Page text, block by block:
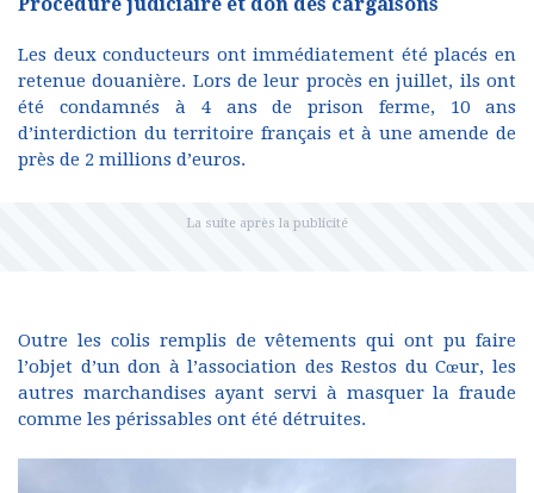
Les deux conducteurs ont immédiatement été placés en
retenue douanière. Lors de leur procès en juillet, ils ont
été condamnés à 4 ans de prison ferme, 10 ans
d’interdiction du territoire français et à une amende de
près de 2 millions d’euros.
Outre les colis remplis de vêtements qui ont pu faire
l’objet d’un don à l’association des Restos du Cœur, les
autres marchandises ayant servi à masquer la fraude
comme les périssables ont été détruites.